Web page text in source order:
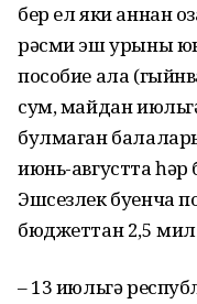
бер ел яки аннан
рәсми эш урыны
пособие ала
сум, майдан
булмаган
июнь-августта һәр
Эшсезлек буенча
бюджеттан 2,5
– 13 июльгә